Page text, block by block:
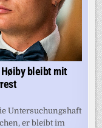
bleibt mit
Untersuchungshaft
er bleibt im